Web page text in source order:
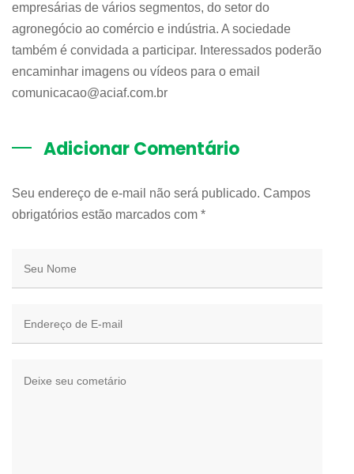
empresárias de vários segmentos, do setor do
agronegócio ao comércio e indústria. A sociedade
também é convidada a participar. Interessados poderão
encaminhar imagens ou vídeos para o email
comunicacao@aciaf.com.br
Adicionar Comentário
Seu endereço de e-mail não será publicado. Campos
obrigatórios estão marcados com *